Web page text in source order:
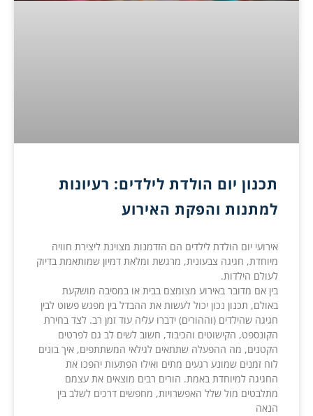
תכנון יום הולדת לילדים: רעיונות
למתנות והפקת האירוע
אירועי יום הולדת לילדים הם הזדמנות מצוינת ליצירת חוויה
מיוחדת, חגיגה צבעונית, מרגשת ומלאת דמיון שמותאמת בדיוק
לעולם הילדות.
בין אם מדובר באירוע מצומצם בבית או במסיבה מושקעת
באולם, תכנון נכון יכול לעשות את ההבדל בין מפגש פשוט לבין
חגיגה שהילדים (וההורים) ידברו עליה עוד זמן רב. לצד בחירת
הקונספט, הקישוטים והכיבוד, חשוב לשים לב גם לפרטים
הקטנים, מה ההפעלה שתתאים לגילאי המשתתפים, איך בונים
לוח זמנים שמונע רגעים מתים ואילו הפתעות יהפכו את
החגיגה למיוחדת באמת. הורים רבים מוצאים את עצמם
מתלבטים מול שלל האפשרויות, מחפשים דרכים לשלב בין
הנאה